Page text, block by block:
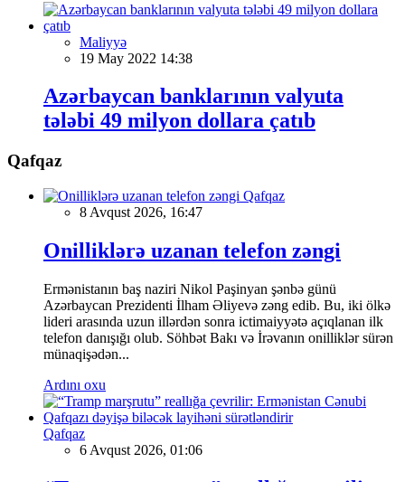
Maliyyə
19 May 2022 14:38
Azərbaycan banklarının valyuta
tələbi 49 milyon dollara çatıb
Qafqaz
Qafqaz
8 Avqust 2026, 16:47
Onilliklərə uzanan telefon zəngi
Ermənistanın baş naziri Nikol Paşinyan şənbə günü
Azərbaycan Prezidenti İlham Əliyevə zəng edib. Bu, iki ölkə
lideri arasında uzun illərdən sonra ictimaiyyətə açıqlanan ilk
telefon danışığı olub. Söhbət Bakı və İrəvanın onilliklər sürən
münaqişədən...
Ardını oxu
Qafqaz
6 Avqust 2026, 01:06